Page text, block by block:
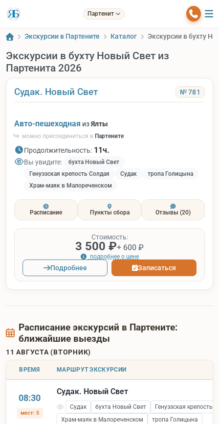
Партенит
Экскурсии в Партените Каталог Экскурсии в бухту
Экскурсии в бухту Новый Свет из
Партенита 2026
Судак. Новый Свет № 781
Авто-пешеходная изЯлты
можно присоединиться в Партените
Продолжительность: 11ч.
Вы увидите:
бухта Новый Свет
Генуэзская крепость Солдая
Судак
тропа Голицына
Храм-маяк в Малореченском
Расписание Пункты сбора Отзывы (20)
Стоимость:
3 500 ₽+ 600 ₽
подробнее о цене
Подробнее Записаться
Расписание экскурсий в Партените:
ближайшие выезды
11 АВГУСТА (ВТОРНИК)
ВРЕМЯ МАРШРУТ ЭКСКУРСИИ
08:30
мест: 5
Судак. Новый Свет
Судак бухта Новый Свет
Генуэзская крепость
Храм-маяк в Малореченском
тропа Голицына